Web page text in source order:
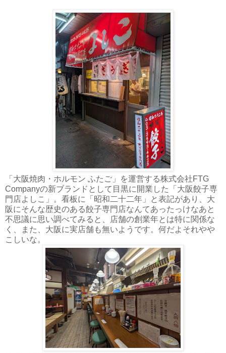
「大阪焼肉・ホルモン ふたご」を運営する株式会社FTG
Companyの新ブランドとして目黒に開業した「大阪餃子専
門店よしこ」。看板に「昭和二十二年」と表記があり、大
阪にそんな歴史のある餃子専門店なんてあったっけなあと
不思議に思い調べてみると、店舗の創業年とは特に関係な
く、また、大阪に実店舗も無いようです。何だよそれやや
こしいな。